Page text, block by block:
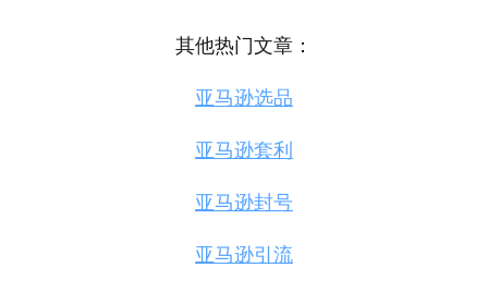
其他热门文章：
亚马逊选品
亚马逊套利
亚马逊封号
亚马逊引流